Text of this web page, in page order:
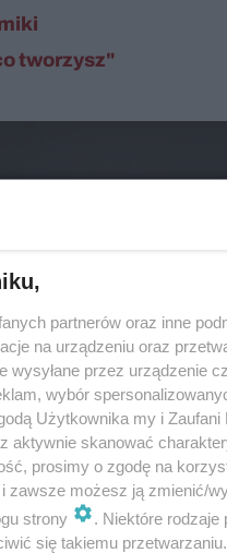
tworzysz"
partnerów oraz inne
na urządzeniu oraz
wysyłane przez urządzenie
wybór
Użytkownika my i
aktywnie skanować
prosimy o zgodę na
i zawsze możesz ją zmienić/
strony
. Niektóre rodzaje
się takiemu